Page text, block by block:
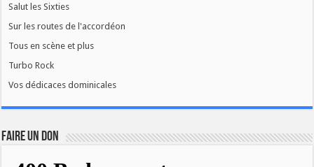
Salut les Sixties
Sur les routes de l'accordéon
Tous en scène et plus
Turbo Rock
Vos dédicaces dominicales
FAIRE UN DON